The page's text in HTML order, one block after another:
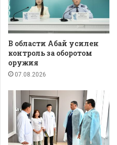
В области Абай усилен
контроль за оборотом
оружия
07.08.2026